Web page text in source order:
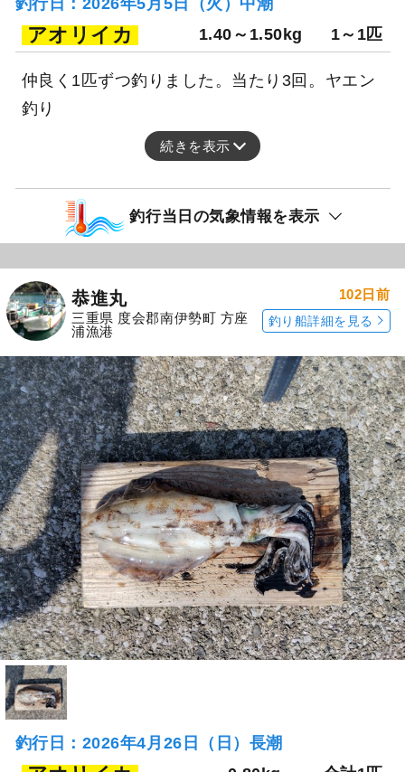
釣行日：2026年5月5日（火）中潮
アオリイカ 1.40～1.50kg 1～1匹
仲良く1匹ずつ釣りました。当たり3回。ヤエン
釣り
続きを表示
釣行当日の気象情報を表示
恭進丸
三重県 度会郡南伊勢町 方座
浦漁港
102日前
釣り船詳細を見る
釣行日：2026年4月26日（日）長潮